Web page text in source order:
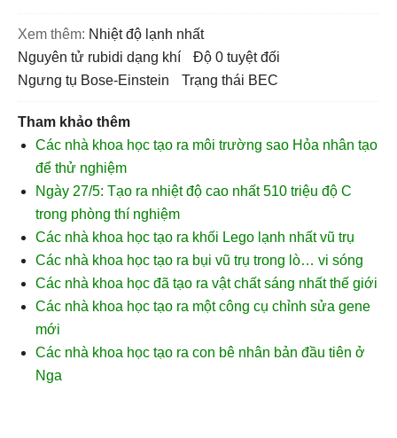
Xem thêm:
nhiệt độ lạnh nhất
nguyên tử rubidi dạng khí
độ 0 tuyệt đối
ngưng tụ Bose-Einstein
trạng thái BEC
Tham khảo thêm
Các nhà khoa học tạo ra môi trường sao Hỏa nhân tạo
để thử nghiệm
Ngày 27/5: Tạo ra nhiệt độ cao nhất 510 triệu độ C
trong phòng thí nghiệm
Các nhà khoa học tạo ra khối Lego lạnh nhất vũ trụ
Các nhà khoa học tạo ra bụi vũ trụ trong lò… vi sóng
Các nhà khoa học đã tạo ra vật chất sáng nhất thế giới
Các nhà khoa học tạo ra một công cụ chỉnh sửa gene
mới
Các nhà khoa học tạo ra con bê nhân bản đầu tiên ở
Nga